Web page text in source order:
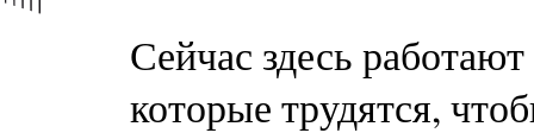
Сейчас здесь
которые трудятся,